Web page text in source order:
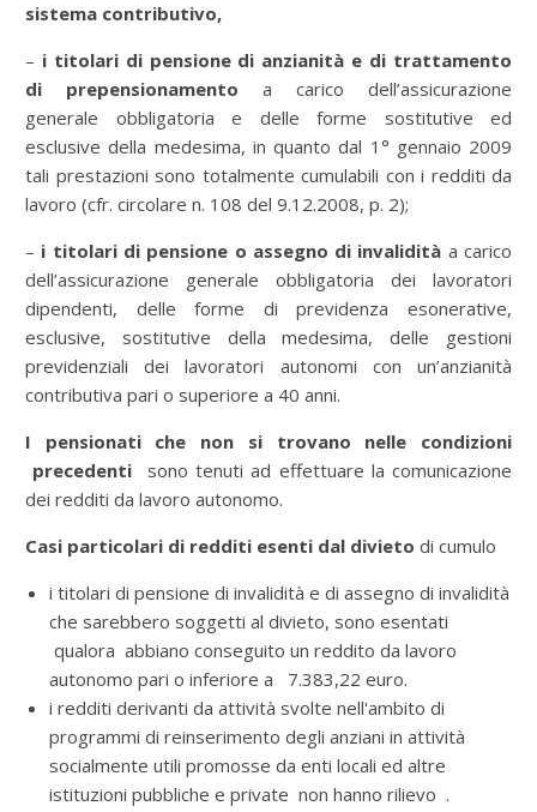
sistema contributivo,
– i titolari di pensione di anzianità e di trattamento
di prepensionamento a carico dell’assicurazione
generale obbligatoria e delle forme sostitutive ed
esclusive della medesima, in quanto dal 1° gennaio 2009
tali prestazioni sono totalmente cumulabili con i redditi da
lavoro (cfr. circolare n. 108 del 9.12.2008, p. 2);
– i titolari di pensione o assegno di invalidità a carico
dell’assicurazione generale obbligatoria dei lavoratori
dipendenti, delle forme di previdenza esonerative,
esclusive, sostitutive della medesima, delle gestioni
previdenziali dei lavoratori autonomi con un’anzianità
contributiva pari o superiore a 40 anni.
I pensionati che non si trovano nelle condizioni
precedenti sono tenuti ad effettuare la comunicazione
dei redditi da lavoro autonomo.
Casi particolari di redditi esenti dal divieto di cumulo
i titolari di pensione di invalidità e di assegno di invalidità
che sarebbero soggetti al divieto, sono esentati
qualora abbiano conseguito un reddito da lavoro
autonomo pari o inferiore a 7.383,22 euro.
i redditi derivanti da attività svolte nell'ambito di
programmi di reinserimento degli anziani in attività
socialmente utili promosse da enti locali ed altre
istituzioni pubbliche e private non hanno rilievo .